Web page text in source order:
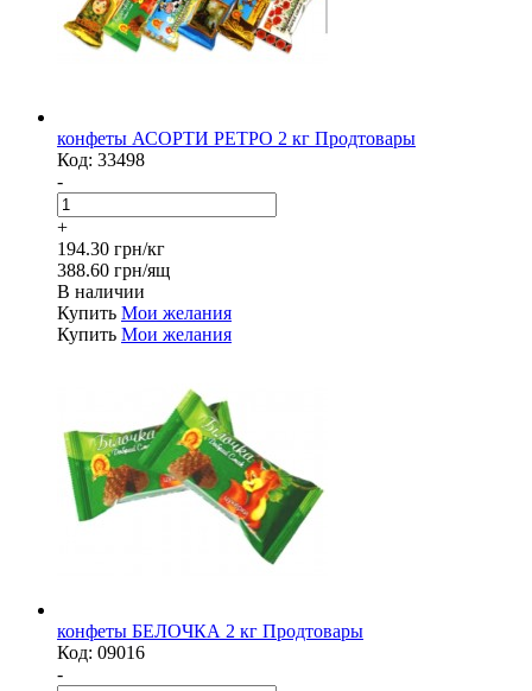
конфеты АСОРТИ РЕТРО 2 кг Продтовары
Код: 33498
-
+
194.30 грн/кг
388.60 грн/ящ
В наличии
Купить Мои желания
Купить Мои желания
конфеты БЕЛОЧКА 2 кг Продтовары
Код: 09016
-